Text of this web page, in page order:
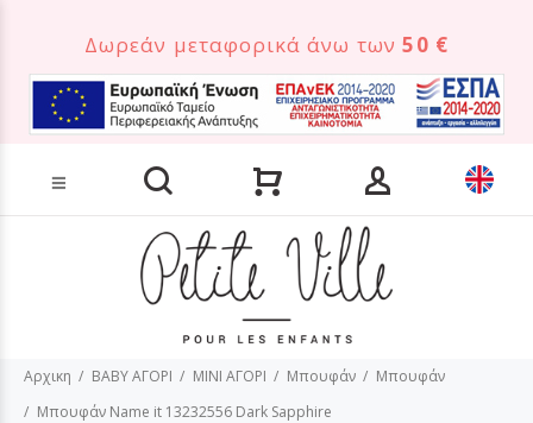
Δωρεάν μεταφορικά άνω των50 €
Αρχικη BABY ΑΓΟΡΙ MINI ΑΓΟΡΙ Μπουφάν
Μπουφάν
Μπουφάν Name it 13232556 Dark Sapphire